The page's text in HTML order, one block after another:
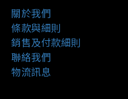
關於我們
條款與細則
銷售及付款細則
聯絡我們
物流訊息